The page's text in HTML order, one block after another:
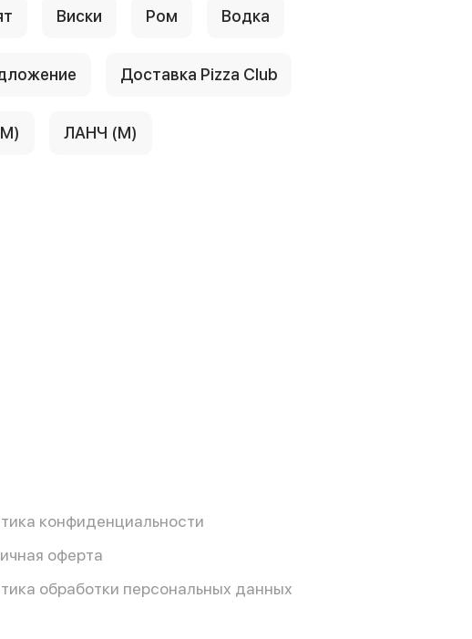
Виски Ром Водка
Доставка Pizza Club
ЛАНЧ (М)
конфиденциальности
оферта
обработки персональных данных